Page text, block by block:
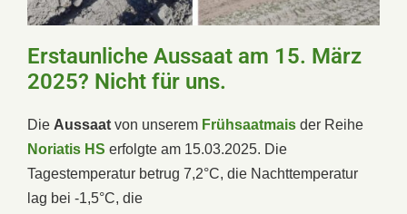
Erstaunliche Aussaat am 15. März
2025? Nicht für uns.
Die Aussaat von unserem Frühsaatmais der Reihe
Noriatis HS erfolgte am 15.03.2025. Die
Tagestemperatur betrug 7,2°C, die Nachttemperatur
lag bei -1,5°C, die